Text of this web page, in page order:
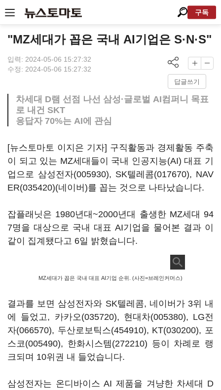
구독
"MZ세대가 꼽은 국내 AI기업은 S·N·S"
입력: 2024-05-06 15:27:32
수정: 2024-05-06 15:27:32
답글쓰기
차세대 D램 선점 나선 삼성·글로벌 AI컴퍼니 목표
로 내건 SKT
응답자 70%는 AI에 관심
[뉴스토마토 이지은 기자] 구직활동과 경제활동 주축
이 되고 있는 MZ세대들이 국내 인공지능(AI) 대표 기
업으로 삼성전자(005930), SK텔레콤(017670), NAV
ER(035420)(네이버)를 꼽는 것으로 나타났습니다.
잡플래닛은 1980년대~2000년대 출생한 MZ세대 94
7명을 대상으로 국내 대표 AI기업을 물어본 결과 이
같이 집계됐다고 6일 밝혔습니다.
MZ세대가 꼽은 국내 대표 AI기업 순위. (사진=브레인커머스)
결과를 보면 삼성전자와 SK텔레콤, 네이버가 3위 내
에 들었고, 카카오(035720), 현대차(005380), LG전
자(066570), 두산로보틱스(454910), KT(030200), 포
스코(005490), 한화시스템(272210) 등이 차례로 랭
크되며 10위권 내 들었습니다.
삼성전자는 온디바이스 AI 제품을 겨냥한 차세대 D